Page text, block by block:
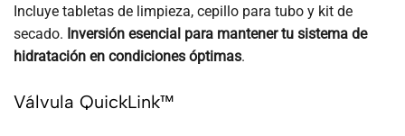
Incluye tabletas de limpieza, cepillo para tubo y kit de
secado. Inversión esencial para mantener tu sistema de
hidratación en condiciones óptimas.
Válvula QuickLink™